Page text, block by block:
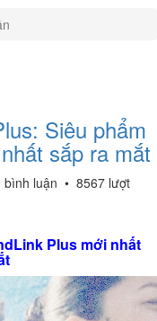
Siêu phẩm
sắp ra mắt
bình luận • 8567 lượt
Plus mới nhất